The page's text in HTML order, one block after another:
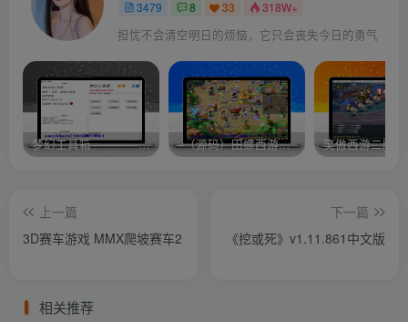
3479 8 33 318W+
担忧不会清空明日的烦恼，它只会丧失今日的勇气
梦幻工具箱————-免费 –（源码）田螺西游9.0 假人摆摊18门派飞升渡劫化圣助战最新BB谛听…. 笑傲西游二版-
上一篇
3D赛车游戏 MMX爬坡赛车2
下一篇
《挖或死》v1.11.861中文版
相关推荐